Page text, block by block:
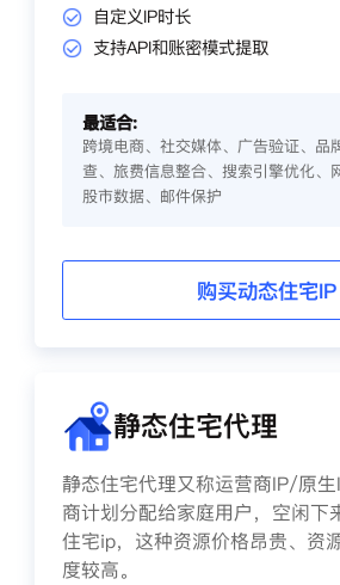
自定义IP时长
支持API和账密模式提取
最适合:
跨境电商、社交媒体、广告验证、品
查、旅费信息整合、搜索引擎优化、
股市数据、邮件保护
购买动态住宅IP
静态住宅代理
静态住宅代理又称运营商IP/原
商计划分配给家庭用户，空闲下
住宅ip，这种资源价格昂贵、资
度较高。